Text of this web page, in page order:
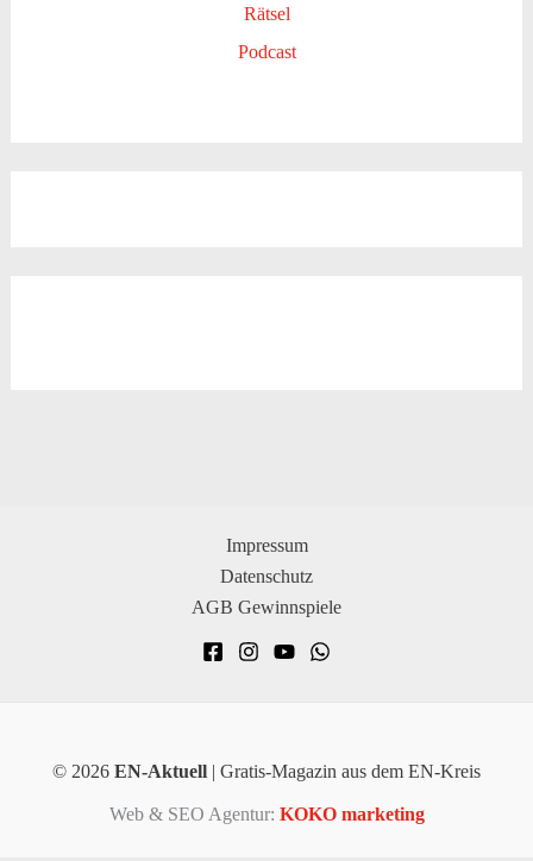
Rätsel
Podcast
Impressum
Datenschutz
AGB Gewinnspiele
© 2026 EN-Aktuell | Gratis-Magazin aus dem EN-Kreis
Web & SEO Agentur: KOKO marketing